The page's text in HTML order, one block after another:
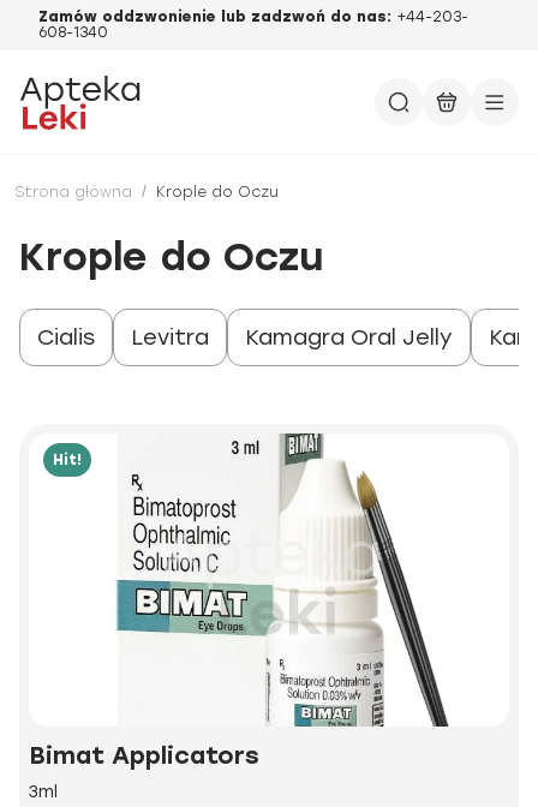
Zamów oddzwonienie lub zadzwoń do nas: +44-203-
608-1340
Strona główna / Krople do Oczu
Krople do Oczu
Cialis Levitra Kamagra Oral Jelly
Hit!
Bimat Applicators
3ml